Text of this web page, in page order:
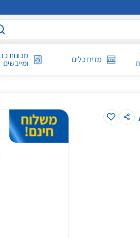
מדיח כלים מכונות
ומייבשים